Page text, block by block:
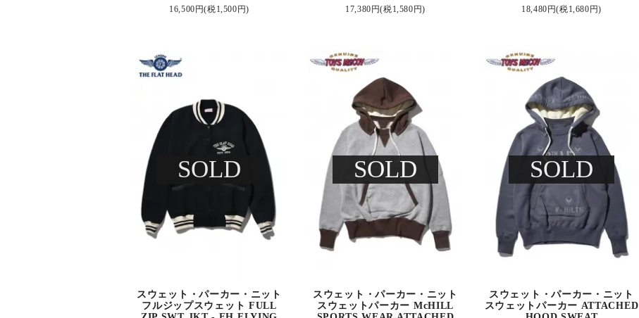
16,500円(税1,500円) 17,380円(税1,580円) 18,480円(税1,680円)
SOLD
スウェット・パーカー・ニット
フルジップスウェット FULL
SOLD
スウェット・パーカー・ニット
スウェットパーカー McHILL
SOLD
スウェット・パーカー・ニット
スウェットパーカー ATTACHED